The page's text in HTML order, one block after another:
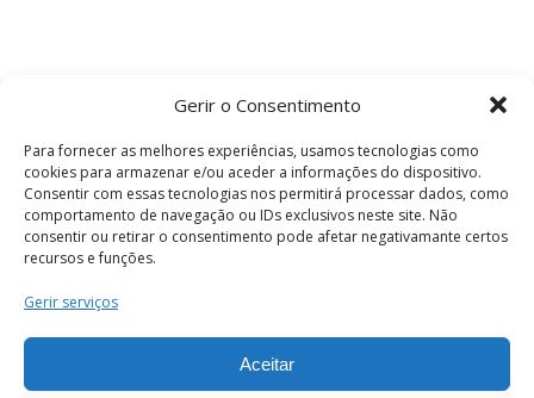
Gerir o Consentimento
Para fornecer as melhores experiências, usamos tecnologias como
cookies para armazenar e/ou aceder a informações do dispositivo.
Consentir com essas tecnologias nos permitirá processar dados, como
comportamento de navegação ou IDs exclusivos neste site. Não
consentir ou retirar o consentimento pode afetar negativamante certos
recursos e funções.
Gerir serviços
Aceitar
Termos e Condições